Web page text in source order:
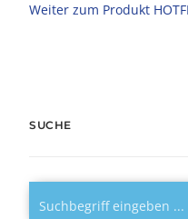
Weiter zum Produkt
SUCHE